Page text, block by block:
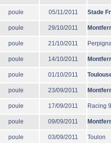
poule 05/11/2011 Stade
poule 29/10/2011
poule 21/10/2011
poule 14/10/2011
poule 01/10/2011
poule 23/09/2011
poule 17/09/2011 Racing
poule 09/09/2011
poule 03/09/2011 Toulon